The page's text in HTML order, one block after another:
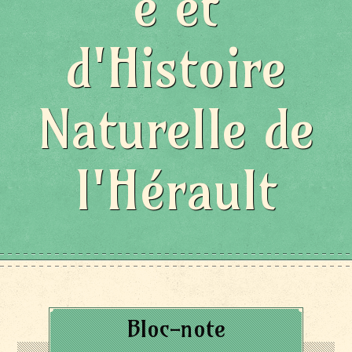
d'Histoire
Naturelle de
l'Hérault
Bloc-note